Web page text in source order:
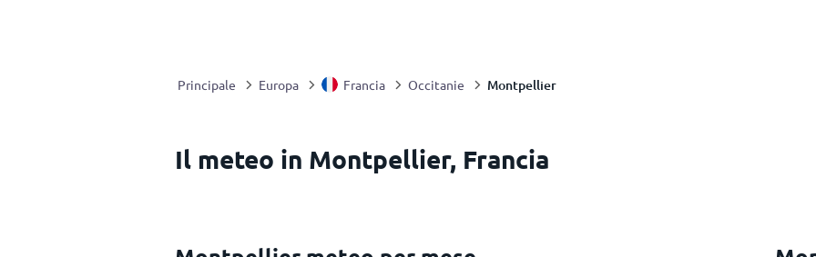
Principale Europa Francia Occitanie Montpellier
Il meteo in Montpellier, Francia